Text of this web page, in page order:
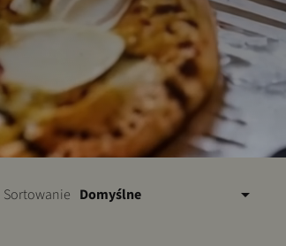
Sortowanie Domyślne 